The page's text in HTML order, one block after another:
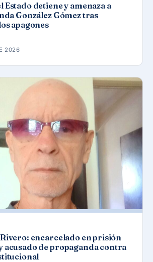
Estado detiene y amenaza a
González Gómez tras
apagones
2026
encarcelado en prisión
acusado de propaganda contra